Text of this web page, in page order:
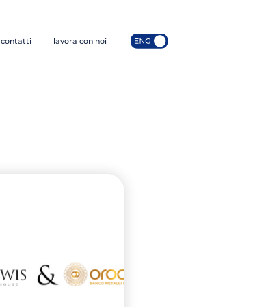
contatti lavora con noi